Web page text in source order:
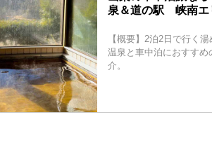
泉＆道の駅 峡南エ
【概要】2泊2日で行く
温泉と車中泊におすす
介。